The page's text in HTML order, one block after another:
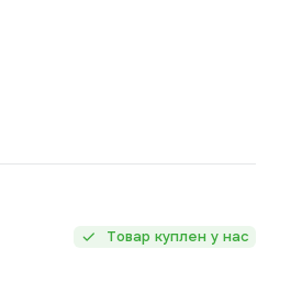
Товар куплен у нас